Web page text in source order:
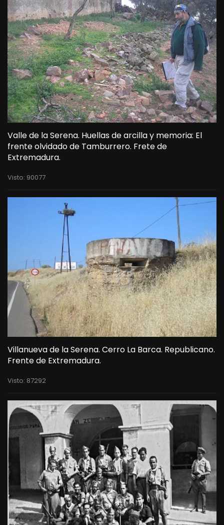
Valle de la Serena. Huellas de arcilla y memoria: El
frente olvidado de Tamburrero. Frete de
Extremadura.
Visto: 90077
Villanueva de la Serena. Cerro La Barca. Republicano.
Frente de Extremadura.
Visto: 87292